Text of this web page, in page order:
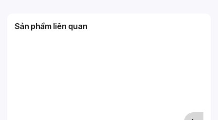
Sản phẩm liên quan